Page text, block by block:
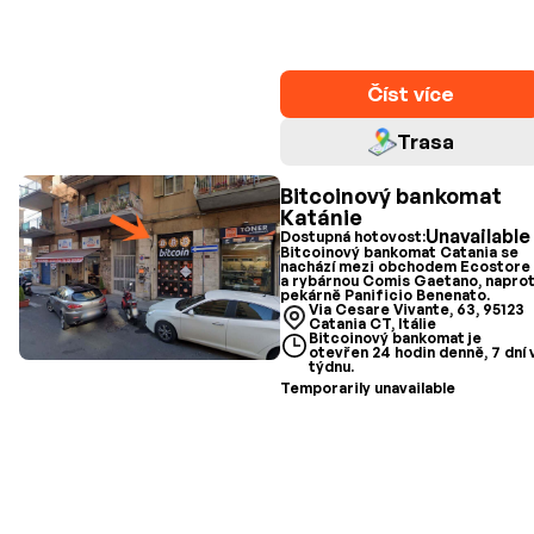
Číst více
Trasa
Bitcoinový bankomat
Katánie
Dostupná hotovost:Unavailable
Bitcoinový bankomat Catania se
nachází mezi obchodem Ecostore
a rybárnou Comis Gaetano,
pekárně Panificio Benenato.
Via Cesare Vivante, 63, 95123
Catania CT, Itálie
Bitcoinový bankomat je
otevřen 24 hodin denně, 7 dní
týdnu.
Temporarily unavailable